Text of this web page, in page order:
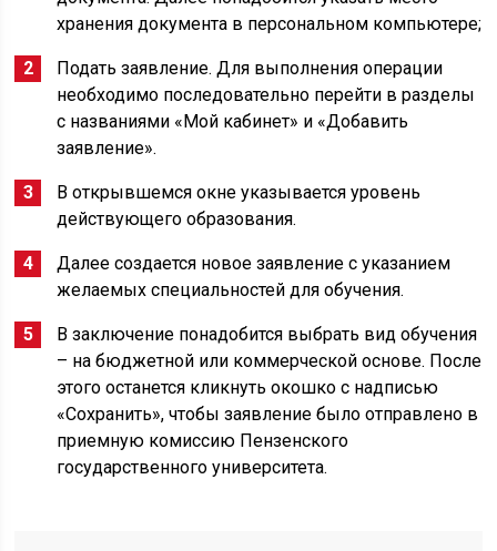
хранения документа в персональном компьютере;
Подать заявление. Для выполнения операции
необходимо последовательно перейти в разделы
с названиями «Мой кабинет» и «Добавить
заявление».
В открывшемся окне указывается уровень
действующего образования.
Далее создается новое заявление с указанием
желаемых специальностей для обучения.
В заключение понадобится выбрать вид обучения
– на бюджетной или коммерческой основе. После
этого останется кликнуть окошко с надписью
«Сохранить», чтобы заявление было отправлено в
приемную комиссию Пензенского
государственного университета.